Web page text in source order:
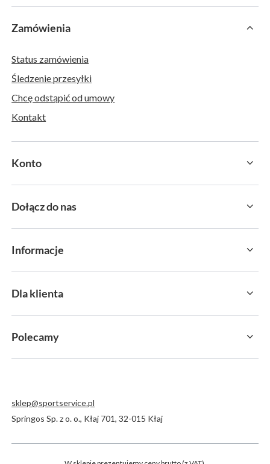
Zamówienia
Status zamówienia
Śledzenie przesyłki
Chcę odstąpić od umowy
Kontakt
Konto
Dołącz do nas
Informacje
Dla klienta
Polecamy
sklep@sportservice.pl
Springos Sp. z o. o., Kłaj 701,32-015 Kłaj